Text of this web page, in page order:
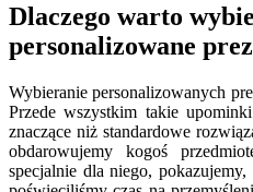
Dlaczego warto
personalizowane
Wybieranie personalizowanych
Przede wszystkim takie
znaczące niż standardowe
obdarowujemy kogoś
specjalnie dla niego,